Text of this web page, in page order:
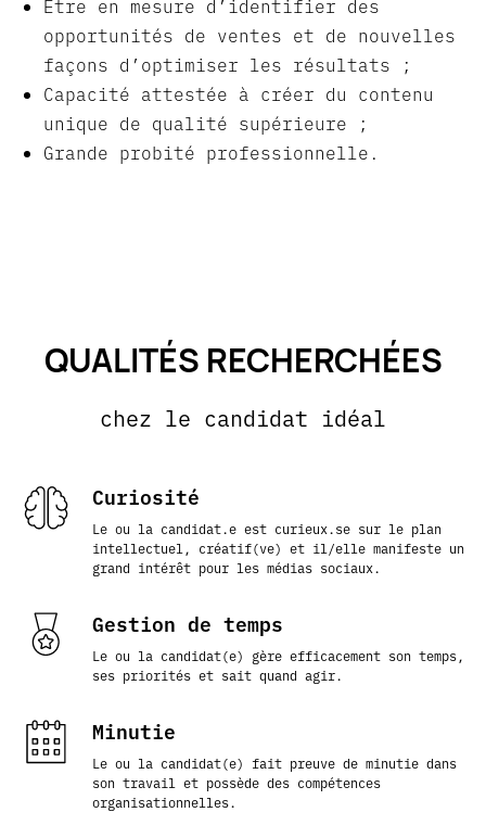
Être en mesure d’identifier des
opportunités de ventes et de nouvelles
façons d’optimiser les résultats ;
Capacité attestée à créer du contenu
unique de qualité supérieure ;
Grande probité professionnelle.
QUALITÉS RECHERCHÉES
chez le candidat idéal
Curiosité
Le ou la candidat.e est curieux.se sur le plan
intellectuel, créatif(ve) et il/elle manifeste un
grand intérêt pour les médias sociaux.
Gestion de temps
Le ou la candidat(e) gère efficacement son temps,
ses priorités et sait quand agir.
Minutie
Le ou la candidat(e) fait preuve de minutie dans
son travail et possède des compétences
organisationnelles.